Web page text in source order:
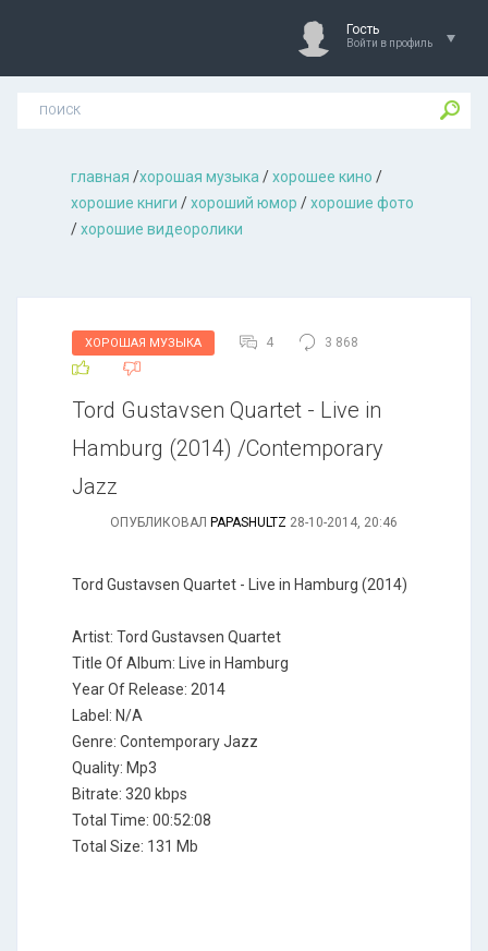
Гость
Войти в профиль
главная /хорошая музыкa /хорошее кино /
хорошие книги /хороший юмор /хорошие фото
/хорошие видеоролики
ХОРОШАЯ МУЗЫКА 4 3 868
Tord Gustavsen Quartet - Live in
Hamburg (2014) /Contemporary
Jazz
ОПУБЛИКОВАЛ PAPASHULTZ 28-10-2014, 20:46
Tord Gustavsen Quartet - Live in Hamburg (2014)
Artist: Tord Gustavsen Quartet
Title Of Album: Live in Hamburg
Year Of Release: 2014
Label: N/A
Genre: Contemporary Jazz
Quality: Mp3
Bitrate: 320 kbps
Total Time: 00:52:08
Total Size: 131 Mb